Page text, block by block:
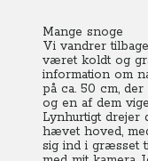
Mange snoge
Vi vandrer
været koldt og
information om
på ca. 50 cm,
og en af dem
Lynhurtigt drejer
hævet hoved,
sig ind i græsset